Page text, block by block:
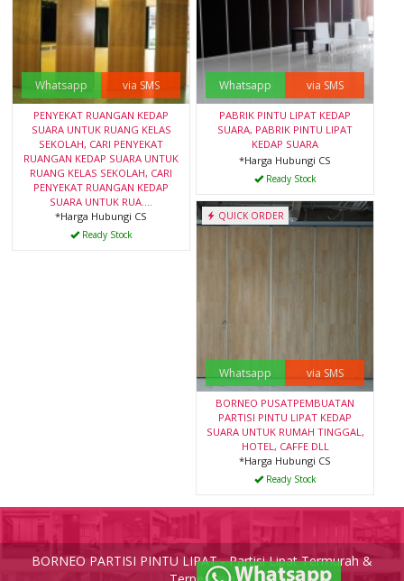
Whatsapp via SMS
PENYEKAT RUANGAN KEDAP
SUARA UNTUK RUANG KELAS
SEKOLAH, CARI PENYEKAT
RUANGAN KEDAP SUARA UNTUK
RUANG KELAS SEKOLAH, CARI
PENYEKAT RUANGAN KEDAP
SUARA UNTUK RUA....
*Harga Hubungi CS
Ready Stock
Whatsapp via SMS
PABRIK PINTU LIPAT KEDAP
SUARA, PABRIK PINTU LIPAT
KEDAP SUARA
*Harga Hubungi CS
Ready Stock
QUICK ORDER
Whatsapp via SMS
BORNEO PUSATPEMBUATAN
PARTISI PINTU LIPAT KEDAP
SUARA UNTUK RUMAH TINGGAL,
HOTEL, CAFFE DLL
*Harga Hubungi CS
Ready Stock
BORNEO PARTISI PINTU LIPAT - Partisi Lipat Termurah &